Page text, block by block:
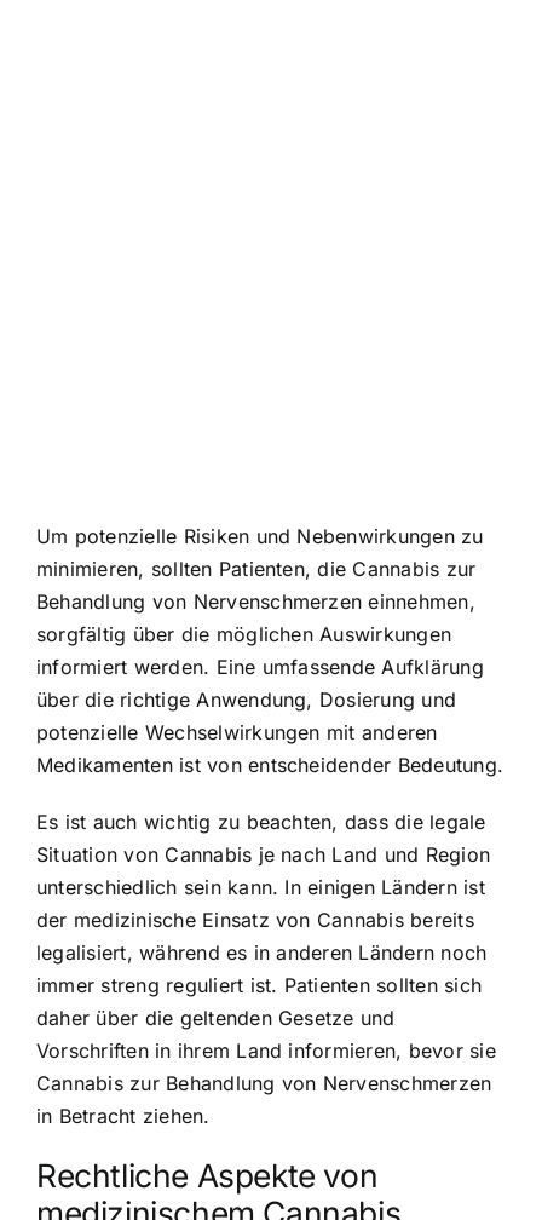
Um potenzielle Risiken und Nebenwirkungen zu
minimieren, sollten Patienten, die Cannabis zur
Behandlung von Nervenschmerzen einnehmen,
sorgfältig über die möglichen Auswirkungen
informiert werden. Eine umfassende Aufklärung
über die richtige Anwendung, Dosierung und
potenzielle Wechselwirkungen mit anderen
Medikamenten ist von entscheidender Bedeutung.
Es ist auch wichtig zu beachten, dass die legale
Situation von Cannabis je nach Land und Region
unterschiedlich sein kann. In einigen Ländern ist
der medizinische Einsatz von Cannabis bereits
legalisiert, während es in anderen Ländern noch
immer streng reguliert ist. Patienten sollten sich
daher über die geltenden Gesetze und
Vorschriften in ihrem Land informieren, bevor sie
Cannabis zur Behandlung von Nervenschmerzen
in Betracht ziehen.
Rechtliche Aspekte von